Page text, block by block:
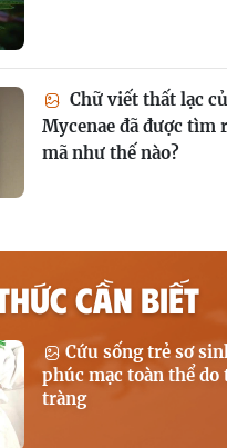
Chữ viết thất lạc
Mycenae đã được tìm
mã như thế nào?
CẦN BIẾT
Cứu sống trẻ sơ
phúc mạc toàn thể do
tràng